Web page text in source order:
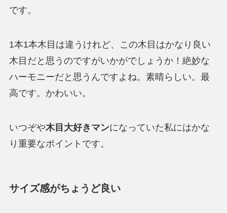
です。
1本1本木目は違うけれど、この木目はかなり良い
木目だと思うのですがいかがでしょうか！絶妙な
ハーモニーだと思うんですよね。素晴らしい。最
高です。かわいい。
いつぞや木目大好きマンになっていた私にはかな
り重要なポイントです。
サイズ感がちょうど良い